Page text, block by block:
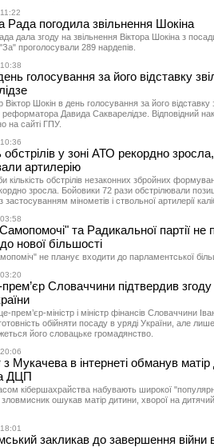
Рада погодила звільнення Шокіна
дала згоду на звільнення Віктора Шокіна з
проголосували 289 нардепів.
голосування за його відставку
Віктор Шокін в день голосування за його відставку
реформатора Давида Сакварелідзе. Відповідний
на сайті ГПУ.
обстрілів у зоні АТО рекордно
артилерію
кількість обстрілів незаконних збройних
зросла. Бойовики 72 рази обстрілювали
застосуванням мінометів і ствольної артилерії
та Радикальної партії не
нової більшості
не планує входити до парламентської
прем’єр Словаччини підтвердив згоду
прем’єр-міністр і міністр фінансів Словаччини
обійняти посаду в уряді України, але
його словацьке громадянство.
Мукачева в інтернеті обманув матір
ДЦП
кібершахрайства набувають широкої
ошукав матір дитини, хворої на
закликав до завершення війни в